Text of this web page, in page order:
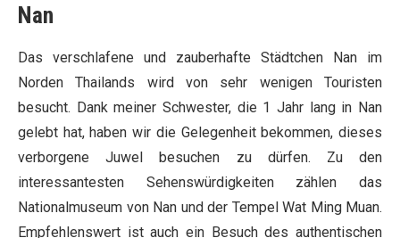
Nan
Das verschlafene und zauberhafte Städtchen Nan im
Norden Thailands wird von sehr wenigen Touristen
besucht. Dank meiner Schwester, die 1 Jahr lang in Nan
gelebt hat, haben wir die Gelegenheit bekommen, dieses
verborgene Juwel besuchen zu dürfen. Zu den
interessantesten Sehenswürdigkeiten zählen das
Nationalmuseum von Nan und der Tempel Wat Ming Muan.
Empfehlenswert ist auch ein Besuch des authentischen